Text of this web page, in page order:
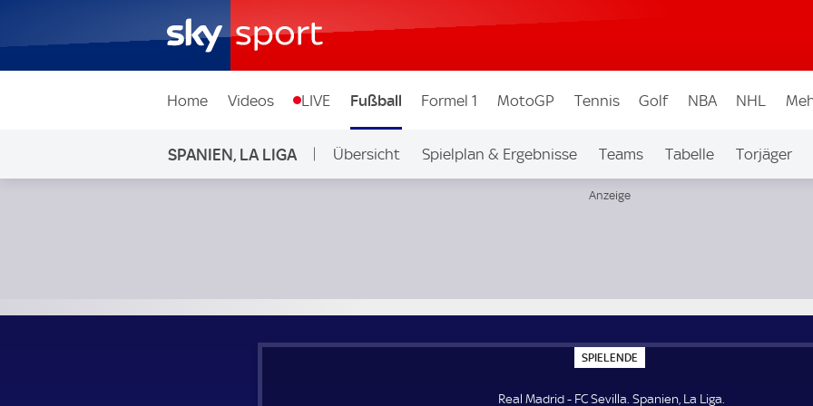
Home Videos LIVE Fußball Formel 1 MotoGP Tennis Golf NBA NHL
SPANIEN, LA LIGA Übersicht Spielplan & Ergebnisse Teams Tabelle Torjäger
SPIELENDE
P
E
Real Madrid - FC Sevilla. Spanien, La Liga.